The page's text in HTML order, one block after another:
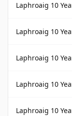
Laphroaig 10
Laphroaig 10 Year
Laphroaig 10 Year
Laphroaig 10 Year
Laphroaig 10